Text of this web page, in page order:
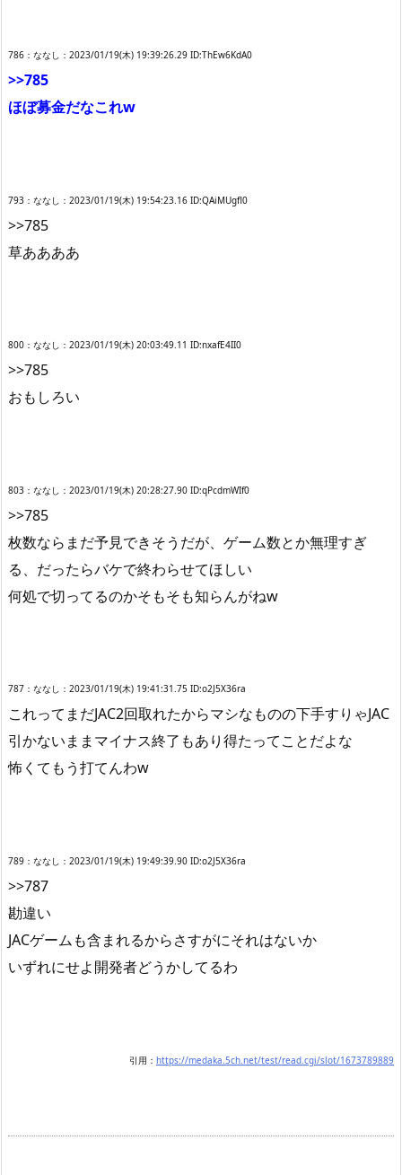
786：ななし：2023/01/19(木) 19:39:26.29 ID:ThEw6KdA0
>>785
ほぼ募金だなこれw
793：ななし：2023/01/19(木) 19:54:23.16 ID:QAiMUgfl0
>>785
草ああああ
800：ななし：2023/01/19(木) 20:03:49.11 ID:nxafE4II0
>>785
おもしろい
803：ななし：2023/01/19(木) 20:28:27.90 ID:qPcdmWIf0
>>785
枚数ならまだ予見できそうだが、ゲーム数とか無理すぎ
る、だったらバケで終わらせてほしい
何処で切ってるのかそもそも知らんがねw
787：ななし：2023/01/19(木) 19:41:31.75 ID:o2J5X36ra
これってまだJAC2回取れたからマシなものの下手すりゃJAC
引かないままマイナス終了もあり得たってことだよな
怖くてもう打てんわw
789：ななし：2023/01/19(木) 19:49:39.90 ID:o2J5X36ra
>>787
勘違い
JACゲームも含まれるからさすがにそれはないか
いずれにせよ開発者どうかしてるわ
引用： https://medaka.5ch.net/test/read.cgi/slot/1673789889